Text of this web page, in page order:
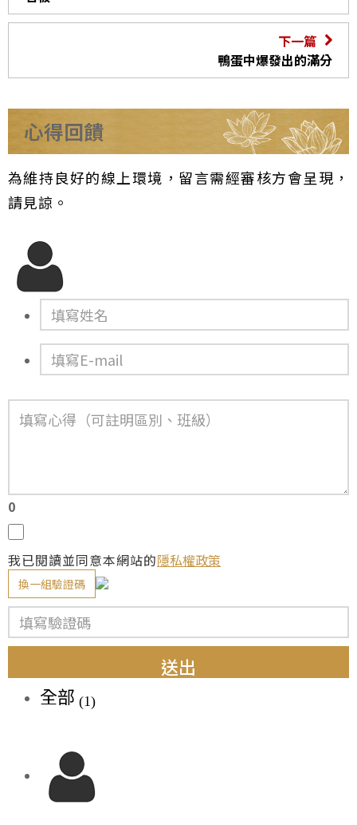
下一篇
鴨蛋中爆發出的滿分
心得回饋
為維持良好的線上環境，留言需經審核方會呈現，
請見諒。
0
我已閱讀並同意本網站的隱私權政策
換一組驗證碼
送出
全部 (1)